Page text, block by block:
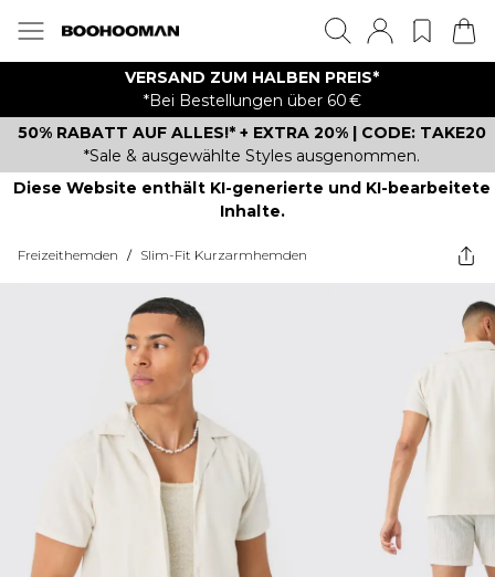
VERSAND ZUM HALBEN PREIS*
*Bei Bestellungen über 60 €
50% RABATT AUF ALLES!* + EXTRA 20% | CODE: TAKE20
*Sale & ausgewählte Styles ausgenommen.
Diese Website enthält KI-generierte und KI-bearbeitete
Inhalte.
Freizeithemden / Slim-Fit Kurzarmhemden